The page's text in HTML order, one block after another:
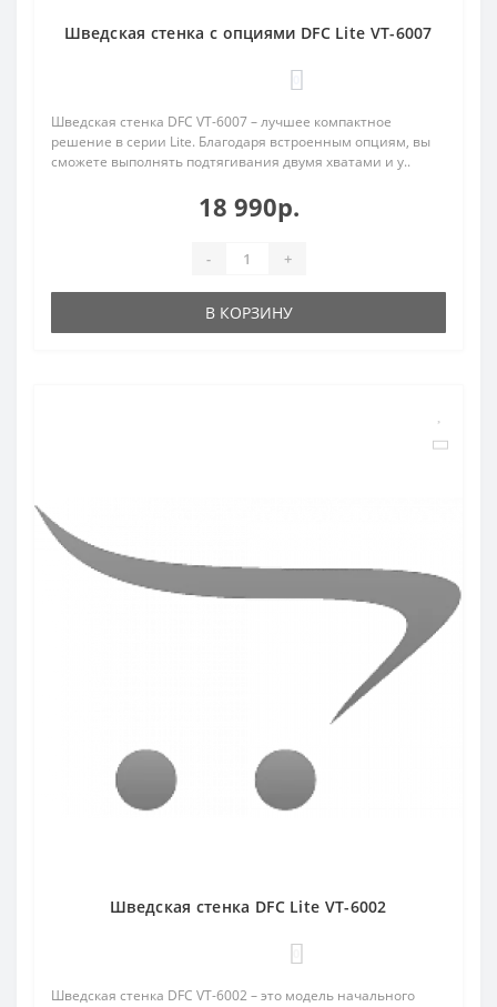
Шведская стенка с опциями DFC Lite VT-6007
Шведская стенка DFC VT-6007 – лучшее компактное
решение в серии Lite. Благодаря встроенным опциям, вы
сможете выполнять подтягивания двумя хватами и у..
18 990р.
- +
В КОРЗИНУ
Шведская стенка DFC Lite VT-6002
Шведская стенка DFC VT-6002 – это модель начального